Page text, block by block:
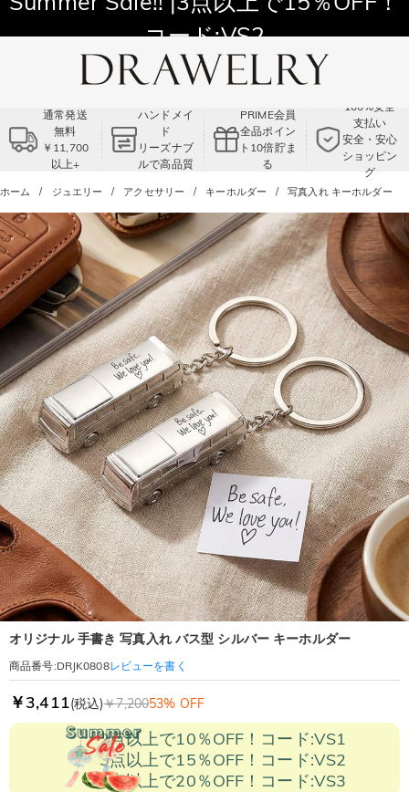
11,700円以上通常配送無料！
Summer Sale!! |3点以上で15％OFF！
コード:VS2
通常発送
無料
￥11,700
以上+
ハンドメイ
ド
リーズナブ
ルで高品質
PRIME会員
全品ポイン
ト10倍貯ま
る
100%安全
支払い
安全・安心
ショッピン
グ
ホーム ジュエリー アクセサリー キーホルダー 写真入れ キーホルダー
オリジナル 手書き 写真入れ バス型 シルバー キーホルダー
商品番号:DRJK0808レビューを書く
￥3,411(税込)￥7,20053% OFF
2点以上で10％OFF！コード:VS1
3点以上で15％OFF！コード:VS2
5点以上で20％OFF！コード:VS3